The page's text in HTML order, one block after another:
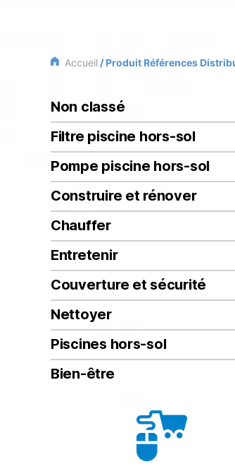
Accueil / Produit Références
Non classé
Filtre piscine hors-sol
Pompe piscine hors-sol
Construire et rénover
Chauffer
Entretenir
Couverture et sécurité
Nettoyer
Piscines hors-sol
Bien-être